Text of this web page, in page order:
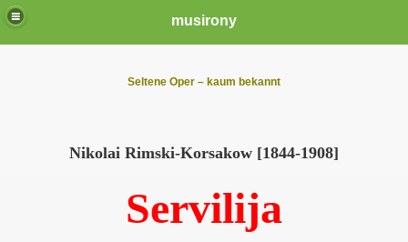
musirony
Seltene Oper – kaum bekannt
Nikolai Rimski-Korsakow [1844-1908]
Servilija